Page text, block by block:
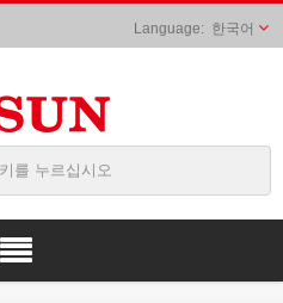
한국어